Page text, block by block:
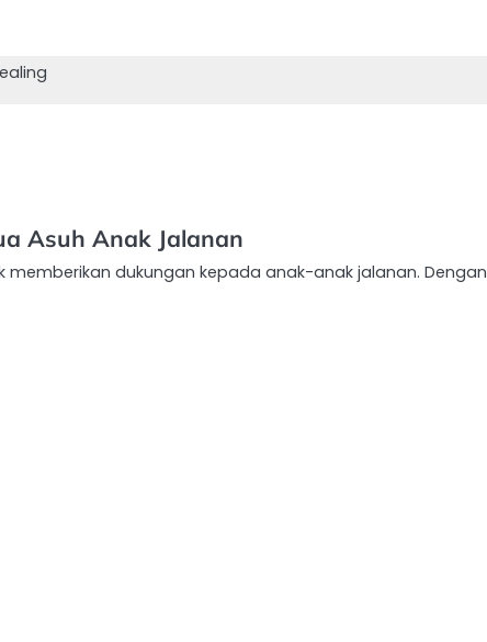
Asuh Anak Jalanan
dukungan kepada anak-anak jalanan. Dengan